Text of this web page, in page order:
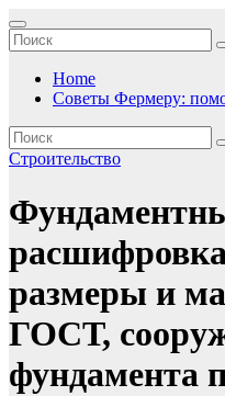
Перейти
к
содержимому
Home
Советы Фермеру:
Строительство
размеры и
ГОСТ,
фундамента